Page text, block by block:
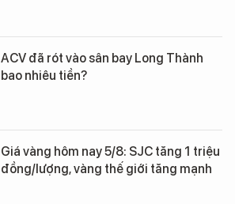
ACV đã rót vào sân bay Long Thành
bao nhiêu tiền?
Giá vàng hôm nay 5/8: SJC tăng 1 triệu
đồng/lượng, vàng thế giới tăng mạnh